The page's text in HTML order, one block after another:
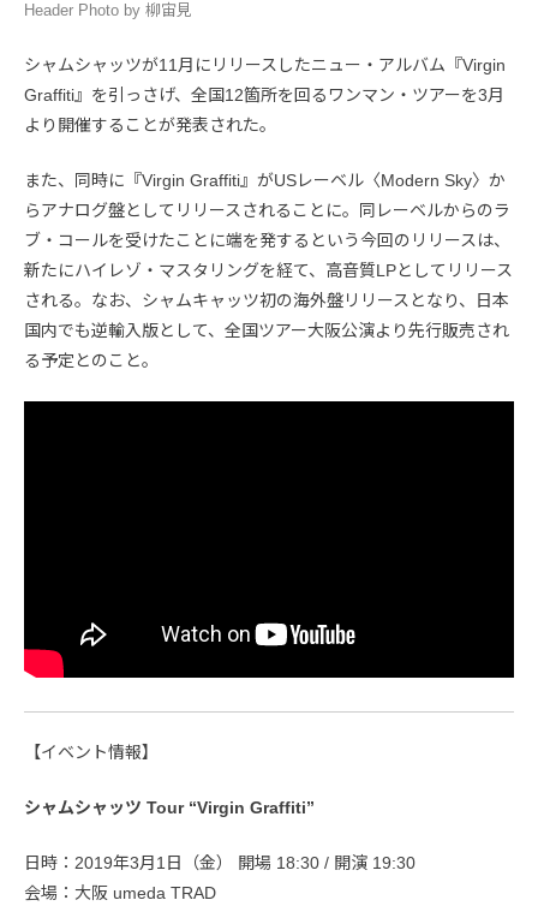
Header Photo by 柳宙見
シャムシャッツが11月にリリースしたニュー・アルバム『Virgin
Graffiti』を引っさげ、全国12箇所を回るワンマン・ツアーを3月
より開催することが発表された。
また、同時に『Virgin Graffiti』がUSレーベル〈Modern Sky〉か
らアナログ盤としてリリースされることに。同レーベルからのラ
ブ・コールを受けたことに端を発するという今回のリリースは、
新たにハイレゾ・マスタリングを経て、高音質LPとしてリリース
される。なお、シャムキャッツ初の海外盤リリースとなり、日本
国内でも逆輸入版として、全国ツアー大阪公演より先行販売され
る予定とのこと。
【イベント情報】
シャムシャッツ Tour “Virgin Graffiti”
日時：2019年3月1日（金） 開場 18:30 / 開演 19:30
会場：大阪 umeda TRAD